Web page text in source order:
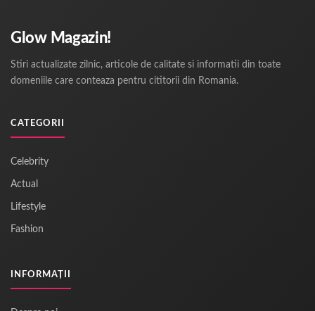
Glow Magazin!
Stiri actualizate zilnic, articole de calitate si informatii din toate
domeniile care conteaza pentru cititorii din Romania.
CATEGORII
Celebrity
Actual
Lifestyle
Fashion
INFORMAȚII